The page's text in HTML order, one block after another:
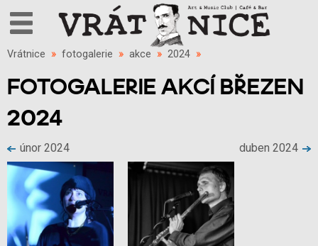
Vrátnice » fotogalerie » akce » 2024 »
FOTOGALERIE AKCÍ BŘEZEN
2024
únor 2024 duben 2024